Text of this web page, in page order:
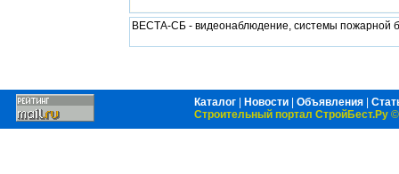
ВЕСТА-СБ - видеонаблюдение, системы пожарной
Каталог Новости Объявления
Строительный портал СтройБест.Ру